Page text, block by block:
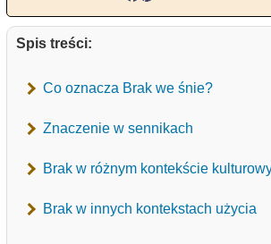
Spis treści:
Co oznacza Brak we śnie?
Znaczenie w sennikach
Brak w różnym kontekście
Brak w innych kontekstach użycia